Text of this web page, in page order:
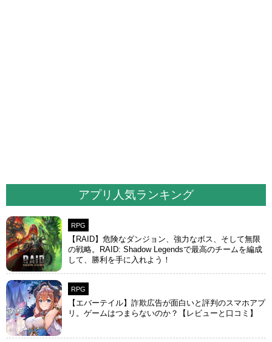
アプリ人気ランキング
RPG
【RAID】危険なダンジョン、強力なボス、そして無限
の戦略。RAID: Shadow Legendsで最高のチームを編成
して、勝利を手に入れよう！
RPG
【エバーテイル】詐欺広告が面白いと評判のスマホアプ
リ。ゲームはつまらないのか？【レビューと口コミ】